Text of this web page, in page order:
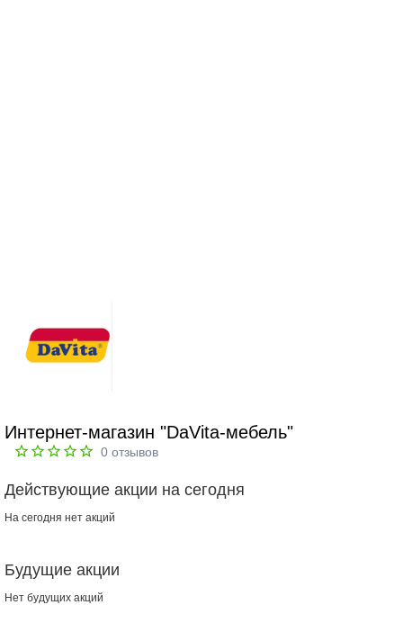
Интернет-магазин "DaVita-мебель"
0 отзывов
Действующие акции на сегодня
На сегодня нет акций
Будущие акции
Нет будущих акций